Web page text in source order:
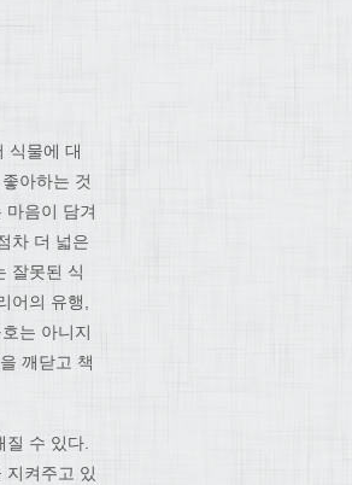
식물에 대
아하는 것
마음이 담겨
차 더 넓은
잘못된 식
어의 유행,
는 아니지
깨닫고 책
수 있다.
지켜주고 있